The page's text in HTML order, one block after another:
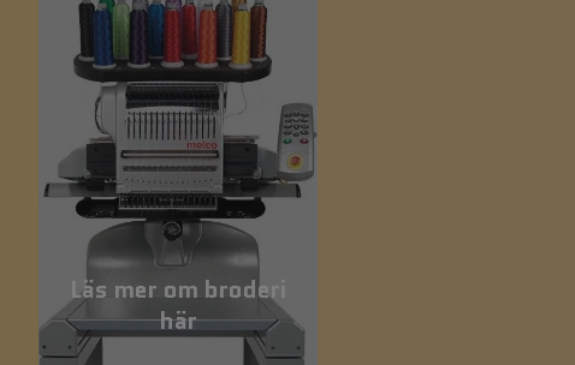
Läs mer om broderi
här